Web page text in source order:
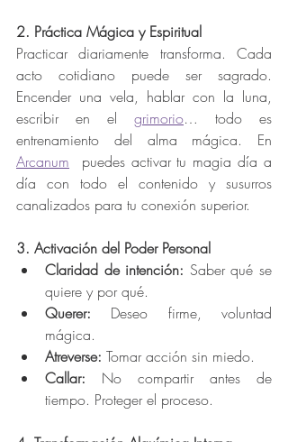
2. Práctica Mágica y Espiritual
Practicar diariamente transforma. Cada
acto cotidiano puede ser sagrado.
Encender una vela, hablar con la luna,
escribir en el grimorio… todo es
Arcanum
  puedes activar tu magia día a
día con todo el contenido y susurros
canalizados para tu conexión superior.
3. Activación del Poder Personal
Claridad de intención: Saber qué se
quiere y por qué.
Querer: Deseo firme, voluntad
mágica.
Atreverse: Tomar acción sin miedo.
Callar: No compartir antes de
tiempo. Proteger el proceso.